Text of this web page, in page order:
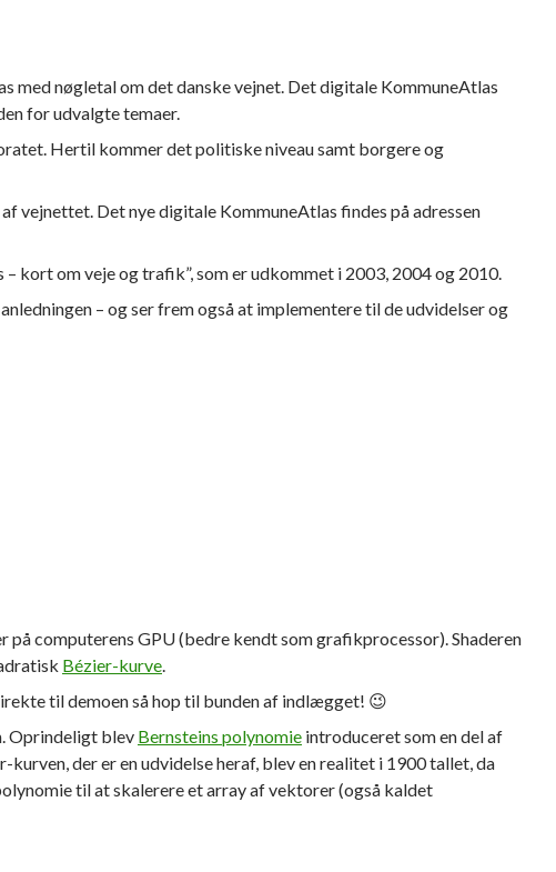
nøgletal om det danske vejnet. Det digitale KommuneAtlas
for udvalgte temaer.
Hertil kommer det politiske niveau samt borgere og
vejnettet. Det nye digitale KommuneAtlas findes på adressen
om veje og trafik”, som er udkommet i 2003, 2004 og 2010.
– og ser frem også at implementere til de udvidelser og
på computerens GPU (bedre kendt som grafikprocessor). Shaderen
Bézier-kurve.
til demoen så hop til bunden af indlægget! 😉
Oprindeligt blev Bernsteins polynomie introduceret som en del af
kurven, der er en udvidelse heraf, blev en realitet i 1900 tallet, da
til at skalerere et array af vektorer (også kaldet